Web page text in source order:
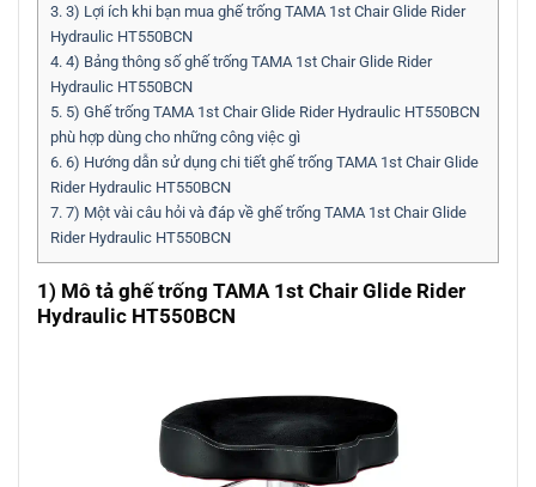
3. 3) Lợi ích khi bạn mua ghế trống TAMA 1st Chair Glide Rider
Hydraulic HT550BCN
4. 4) Bảng thông số ghế trống TAMA 1st Chair Glide Rider
Hydraulic HT550BCN
5. 5) Ghế trống TAMA 1st Chair Glide Rider Hydraulic HT550BCN
phù hợp dùng cho những công việc gì
6. 6) Hướng dẫn sử dụng chi tiết ghế trống TAMA 1st Chair Glide
Rider Hydraulic HT550BCN
7. 7) Một vài câu hỏi và đáp về ghế trống TAMA 1st Chair Glide
Rider Hydraulic HT550BCN
1) Mô tả ghế trống TAMA 1st Chair Glide Rider
Hydraulic HT550BCN